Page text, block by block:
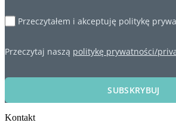
Przeczytałem i akceptuję politykę
Przeczytaj naszą politykę prywatności/
SUBSKRYBUJ
Kontakt